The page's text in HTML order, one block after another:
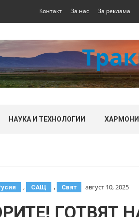
Контакт За нас За реклама
НАУКА И ТЕХНОЛОГИИ
, САЩ , Свят август 10, 2025
ГОТВЯТ